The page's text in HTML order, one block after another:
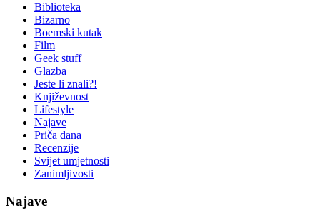
Biblioteka
Bizarno
Boemski kutak
Film
Geek stuff
Glazba
Jeste li znali?!
Književnost
Lifestyle
Najave
Priča dana
Recenzije
Svijet umjetnosti
Zanimljivosti
Najave